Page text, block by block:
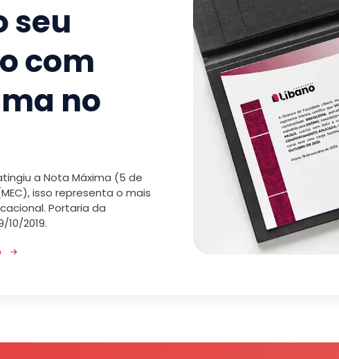
seu
com
no
a Nota Máxima (5 de
isso representa o mais
Portaria da
10/2019.